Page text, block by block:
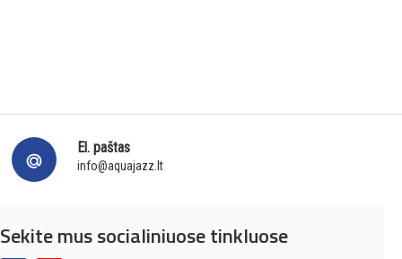
El. paštas
info@aquajazz.lt
Sekite mus socialiniuose tinkluose